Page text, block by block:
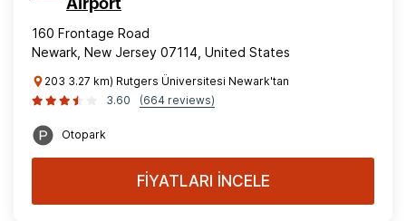
Airport
160 Frontage Road
Newark, New Jersey 07114, United States
203 3.27 km) Rutgers Üniversitesi Newark'tan
3.60
(664 reviews)
Otopark
FİYATLARI İNCELE